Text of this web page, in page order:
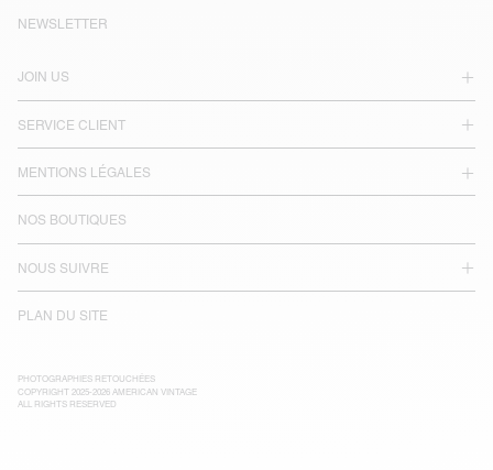
JOIN US
SERVICE CLIENT
MENTIONS LÉGALES
NOS BOUTIQUES
NOUS SUIVRE
PLAN DU SITE
NEWSLETTER
PHOTOGRAPHIES RETOUCHÉES
COPYRIGHT 2025-2026 AMERICAN VINTAGE
ALL RIGHTS RESERVED